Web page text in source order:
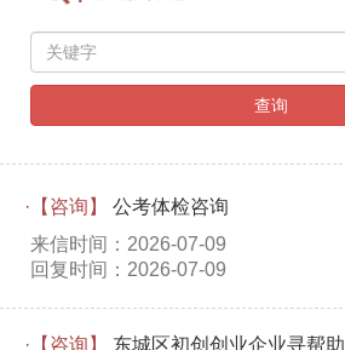
查询
·【咨询】 公考体检咨询
来信时间：2026-07-09
回复时间：2026-07-09
·【咨询】 东城区初创创业企业寻帮助